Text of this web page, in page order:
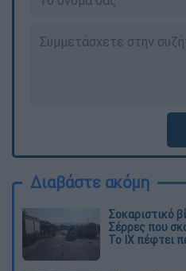
Διαβάστε ακόμη
Σοκαριστικό
Σέρρες που
Το ΙΧ πέφτει